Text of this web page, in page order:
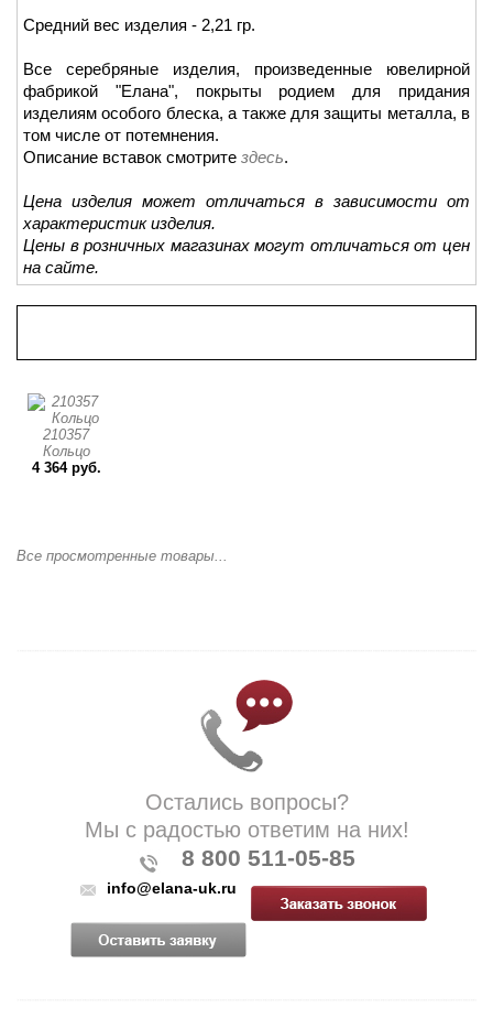
Средний вес изделия - 2,21 гр.
Все серебряные изделия, произведенные ювелирной
фабрикой "Елана", покрыты родием для придания
изделиям особого блеска, а также для защиты металла, в
том числе от потемнения.
Описание вставок смотрите здесь.
Цена изделия может отличаться в зависимости от
характеристик изделия.
Цены в розничных магазинах могут отличаться от цен
на сайте.
210357
Кольцо
4 364 руб.
Все просмотренные товары...
Остались вопросы?
Мы с радостью ответим на них!
8 800 511-05-85
info@elana-uk.ru